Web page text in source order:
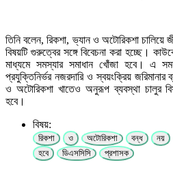
তিনি বলেন, রিকশা, ভ্যান ও অটোরিকশা চালিয়ে
বিষয়টি গুরুত্বের সঙ্গে বিবেচনা করা হচ্ছে।
মাধ্যমে সমস্যার সমাধান খোঁজা হবে। এ
প্রযুক্তিনির্ভর নজরদারি ও স্বয়ংক্রিয়
ও অটোরিকশা খাতেও অনুরূপ ব্যবস্থা চালুর
হবে।
বিষয়:
রিকশা ও অটোরিকশা বন্ধ নয়
হবে
ডিএসসিসি প্রশাসক